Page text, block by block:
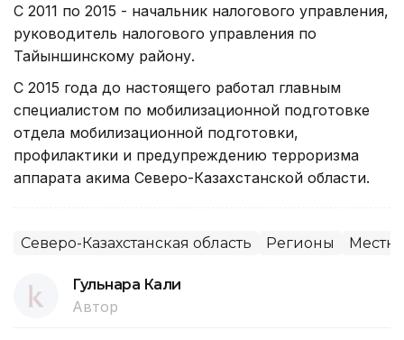
С 2011 по 2015 - начальник налогового управления,
руководитель налогового управления по
Тайыншинскому району.
С 2015 года до настоящего работал главным
специалистом по мобилизационной подготовке
отдела мобилизационной подготовки,
профилактики и предупреждению терроризма
аппарата акима Северо-Казахстанской области.
Северо-Казахстанская область Регионы
Гульнара Кали
Автор